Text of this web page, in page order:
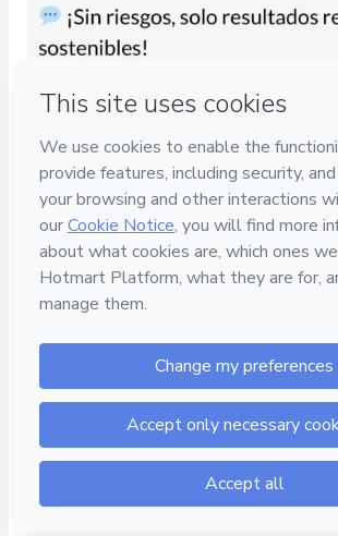
Your information is 100% secure
Safe purchase
Secure and authenticated
Approved content
100% reviewed and approved